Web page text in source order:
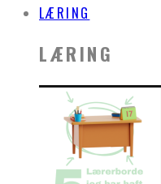
LÆRING
LÆRING